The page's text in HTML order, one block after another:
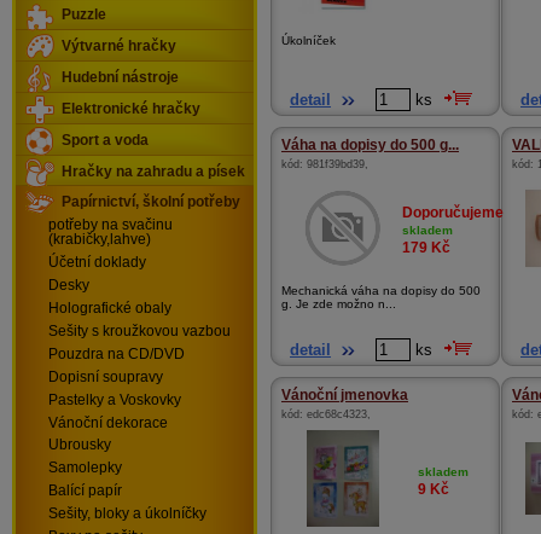
Úkolníček
detail ks
Váha na dopisy do 500 g...
kód: 981f39bd39,
Doporučujeme
skladem
179 Kč
Mechanická váha na dopisy do 500
g. Je zde možno n...
detail ks
kód:
Vánoční jmenovka
kód: edc68c4323,
skladem
9 Kč
kód:
Puzzle
Výtvarné hračky
Hudební nástroje
Elektronické hračky
Sport a voda
Hračky na zahradu a písek
Papírnictví, školní potřeby
potřeby na svačinu
(krabičky,lahve)
Účetní doklady
Desky
Holografické obaly
Sešity s kroužkovou vazbou
Pouzdra na CD/DVD
Dopisní soupravy
Pastelky a Voskovky
Vánoční dekorace
Ubrousky
Samolepky
Balící papír
Sešity, bloky a úkolníčky